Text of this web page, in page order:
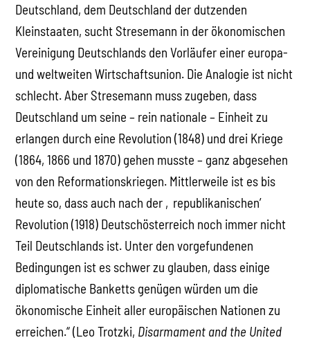
Deutschland, dem Deutschland der dutzenden
Kleinstaaten, sucht Stresemann in der ökonomischen
Vereinigung Deutschlands den Vorläufer einer europa-
und weltweiten Wirtschaftsunion. Die Analogie ist nicht
schlecht. Aber Stresemann muss zugeben, dass
Deutschland um seine – rein nationale – Einheit zu
erlangen durch eine Revolution (1848) und drei Kriege
(1864, 1866 und 1870) gehen musste – ganz abgesehen
von den Reformationskriegen. Mittlerweile ist es bis
heute so, dass auch nach der ‚republikanischen’
Revolution (1918) Deutschösterreich noch immer nicht
Teil Deutschlands ist. Unter den vorgefundenen
Bedingungen ist es schwer zu glauben, dass einige
diplomatische Banketts genügen würden um die
ökonomische Einheit aller europäischen Nationen zu
erreichen.“ (Leo Trotzki, Disarmament and the United